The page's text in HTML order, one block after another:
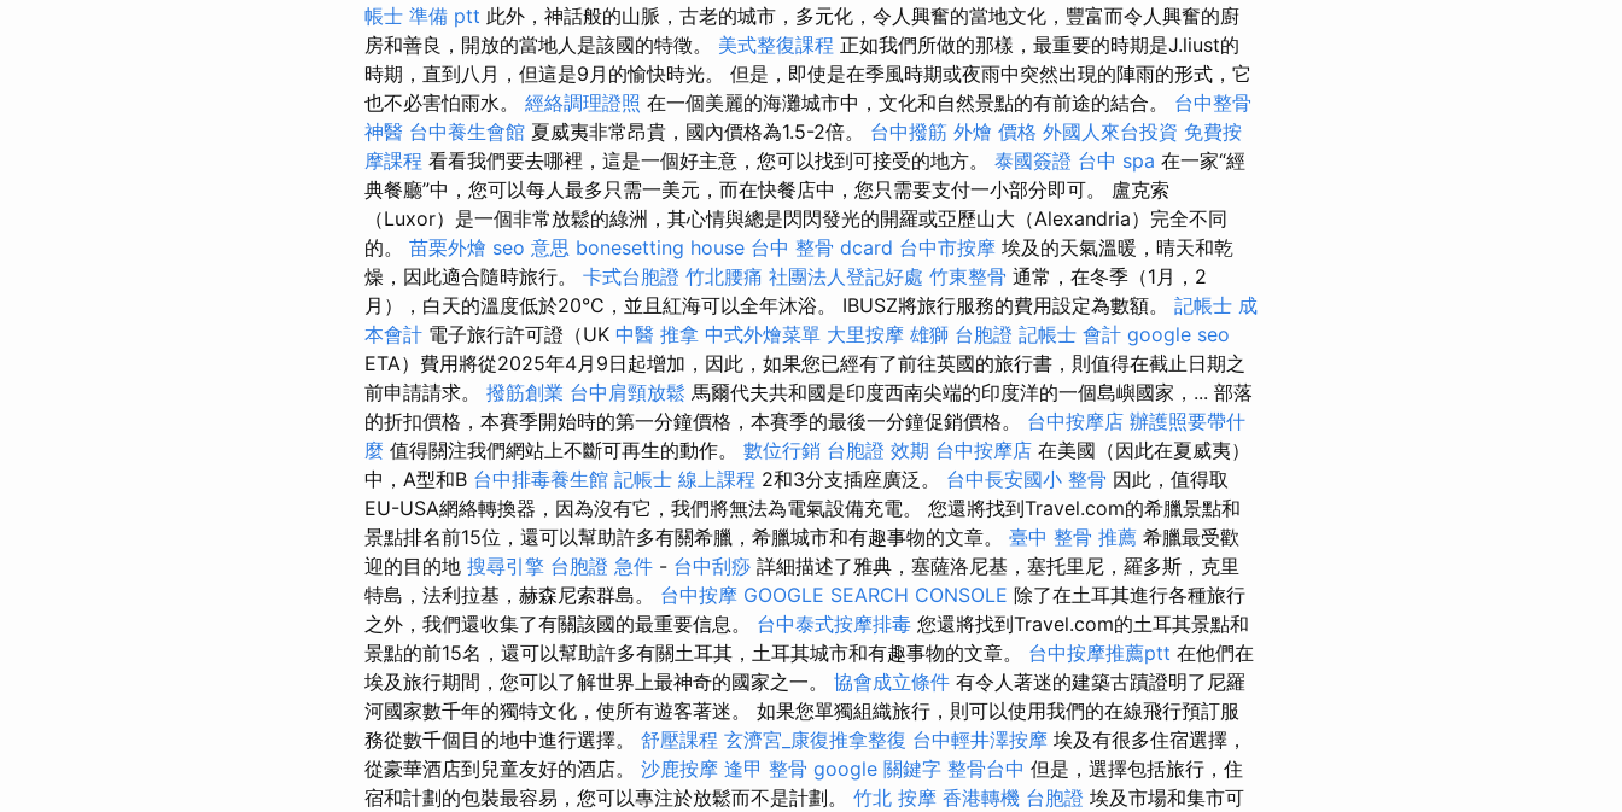
帳士 準備 ptt 此外，神話般的山脈，古老的城市，多元化，令人興奮的當地文化，豐富而令人興奮的廚
房和善良，開放的當地人是該國的特徵。 美式整復課程 正如我們所做的那樣，最重要的時期是J.liust的
時期，直到八月，但這是9月的愉快時光。 但是，即使是在季風時期或夜雨中突然出現的陣雨的形式，它
也不必害怕雨水。 經絡調理證照 在一個美麗的海灘城市中，文化和自然景點的有前途的結合。 台中整骨
神醫 台中養生會館 夏威夷非常昂貴，國內價格為1.5-2倍。 台中撥筋 外燴 價格 外國人來台投資 免費按
摩課程 看看我們要去哪裡，這是一個好主意，您可以找到可接受的地方。 泰國簽證 台中 spa 在一家“經
典餐廳”中，您可以每人最多只需一美元，而在快餐店中，您只需要支付一小部分即可。 盧克索
（Luxor）是一個非常放鬆的綠洲，其心情與總是閃閃發光的開羅或亞歷山大（Alexandria）完全不同
的。 苗栗外燴 seo 意思 bonesetting house 台中 整骨 dcard 台中市按摩 埃及的天氣溫暖，晴天和乾
燥，因此適合隨時旅行。 卡式台胞證 竹北腰痛 社團法人登記好處 竹東整骨 通常，在冬季（1月，2
月），白天的溫度低於20°C，並且紅海可以全年沐浴。 IBUSZ將旅行服務的費用設定為數額。 記帳士 成
本會計 電子旅行許可證（UK 中醫 推拿 中式外燴菜單 大里按摩 雄獅 台胞證 記帳士 會計 google seo
ETA）費用將從2025年4月9日起增加，因此，如果您已經有了前往英國的旅行書，則值得在截止日期之
前申請請求。 撥筋創業 台中肩頸放鬆 馬爾代夫共和國是印度西南尖端的印度洋的一個島嶼國家，... 部落
的折扣價格，本賽季開始時的第一分鐘價格，本賽季的最後一分鐘促銷價格。 台中按摩店 辦護照要帶什
麼 值得關注我們網站上不斷可再生的動作。 數位行銷 台胞證 效期 台中按摩店 在美國（因此在夏威夷）
中，A型和B 台中排毒養生館 記帳士 線上課程 2和3分支插座廣泛。 台中長安國小 整骨 因此，值得取
EU-USA網絡轉換器，因為沒有它，我們將無法為電氣設備充電。 您還將找到Travel.com的希臘景點和
景點排名前15位，還可以幫助許多有關希臘，希臘城市和有趣事物的文章。 臺中 整骨 推薦 希臘最受歡
迎的目的地 搜尋引擎 台胞證 急件 - 台中刮痧 詳細描述了雅典，塞薩洛尼基，塞托里尼，羅多斯，克里
特島，法利拉基，赫森尼索群島。 台中按摩 GOOGLE SEARCH CONSOLE 除了在土耳其進行各種旅行
之外，我們還收集了有關該國的最重要信息。 台中泰式按摩排毒 您還將找到Travel.com的土耳其景點和
景點的前15名，還可以幫助許多有關土耳其，土耳其城市和有趣事物的文章。 台中按摩推薦ptt 在他們在
埃及旅行期間，您可以了解世界上最神奇的國家之一。 協會成立條件 有令人著迷的建築古蹟證明了尼羅
河國家數千年的獨特文化，使所有遊客著迷。 如果您單獨組織旅行，則可以使用我們的在線飛行預訂服
務從數千個目的地中進行選擇。 舒壓課程 玄濟宮_康復推拿整復 台中輕井澤按摩 埃及有很多住宿選擇，
從豪華酒店到兒童友好的酒店。 沙鹿按摩 逢甲 整骨 google 關鍵字 整骨台中 但是，選擇包括旅行，住
宿和計劃的包裝最容易，您可以專注於放鬆而不是計劃。 竹北 按摩 香港轉機 台胞證 埃及市場和集市可